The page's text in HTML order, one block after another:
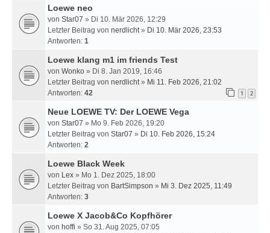
Loewe neo
von Star07 » Di 10. Mär 2026, 12:29
Letzter Beitrag von nerdlicht» Di 10. Mär 2026, 23:53
Antworten: 1
Loewe klang m1 im friends Test
von Wonko » Di 8. Jan 2019, 16:46
Letzter Beitrag von nerdlicht» Mi 11. Feb 2026, 21:02
Antworten: 42 1 2
Neue LOEWE TV: Der LOEWE Vega
von Star07 » Mo 9. Feb 2026, 19:20
Letzter Beitrag von Star07 » Di 10. Feb 2026, 15:24
Antworten: 2
Loewe Black Week
von Lex » Mo 1. Dez 2025, 18:00
Letzter Beitrag von BartSimpson » Mi 3. Dez 2025, 11:49
Antworten: 3
Loewe X Jacob&Co Kopfhörer
von hoffi » So 31. Aug 2025, 07:05